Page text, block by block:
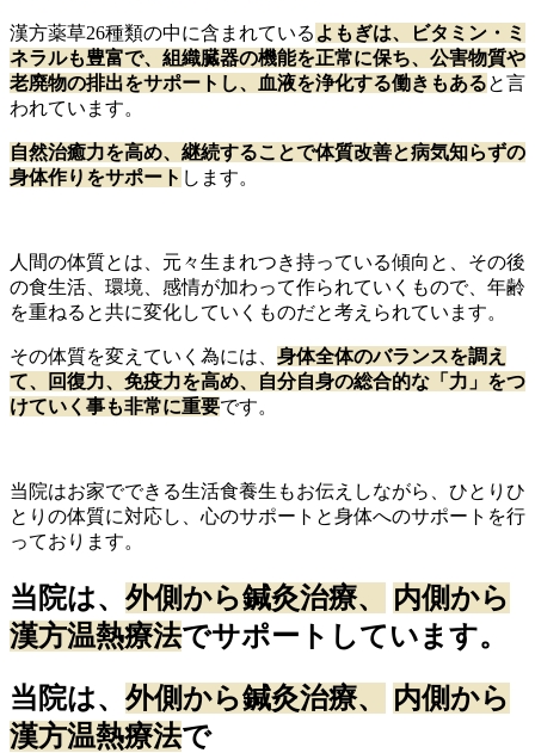
漢方薬草26種類の中に含まれている よもぎは、ビタミン・ミ
ネラルも豊富で、組織臓器の機能を正常に保ち、公害物質や
老廃物の排出をサポートし、血液を浄化する働きもあると言
われています。
自然治癒力を高め、継続することで体質改善と病気知らずの
身体作りをサポート します。
人間の体質とは、元々生まれつき持っている傾向と、その後
の食生活、環境、感情が加わって作られていくもので、年齢
を重ねると共に変化していくものだと考えられています。
その体質を変えていく為には、 身体全体のバランスを調え
て、回復力、免疫力を高め、自分自身の総合的な「力」をつ
けていく事も非常に重要です。
当院はお家でできる生活食養生もお伝えしながら、ひとりひ
とりの体質に対応し、心のサポートと身体へのサポートを行
っております。
当院は、 外側から鍼灸治療、
内側から
漢方温熱療法でサポートしています。
当院は、 外側から鍼灸治療、
内側から
漢方温熱療法で